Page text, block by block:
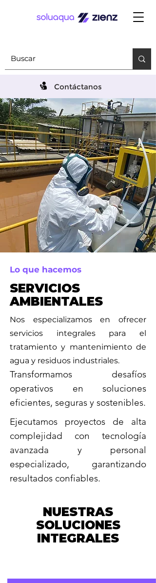
Contáctanos
Lo que hacemos
SERVICIOS
AMBIENTALES
Nos especializamos en ofrecer
servicios integrales para el
tratamiento y mantenimiento de
agua y residuos industriales.
Transformamos desafíos
operativos en soluciones
eficientes, seguras y sostenibles.
Ejecutamos proyectos de alta
complejidad con tecnología
avanzada y personal
especializado, garantizando
resultados confiables.
NUESTRAS
SOLUCIONES
INTEGRALES